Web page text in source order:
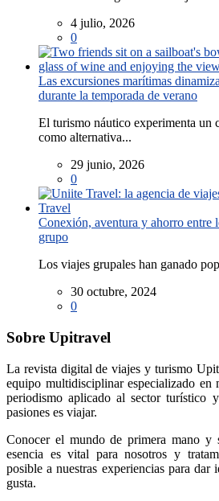
4 julio, 2026
0
Las excursiones marítimas
durante la temporada de verano
El turismo náutico experimenta un
como alternativa...
29 junio, 2026
0
Conexión, aventura y ahorro entre
grupo
Los viajes grupales han ganado
30 octubre, 2024
0
Sobre Upitravel
La revista digital de viajes y turismo
equipo multidisciplinar especializado en
periodismo aplicado al sector turístico
pasiones es viajar.
Conocer el mundo de primera mano y
esencia es vital para nosotros y
posible a nuestras experiencias para dar
gusta.